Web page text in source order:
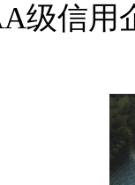
级信